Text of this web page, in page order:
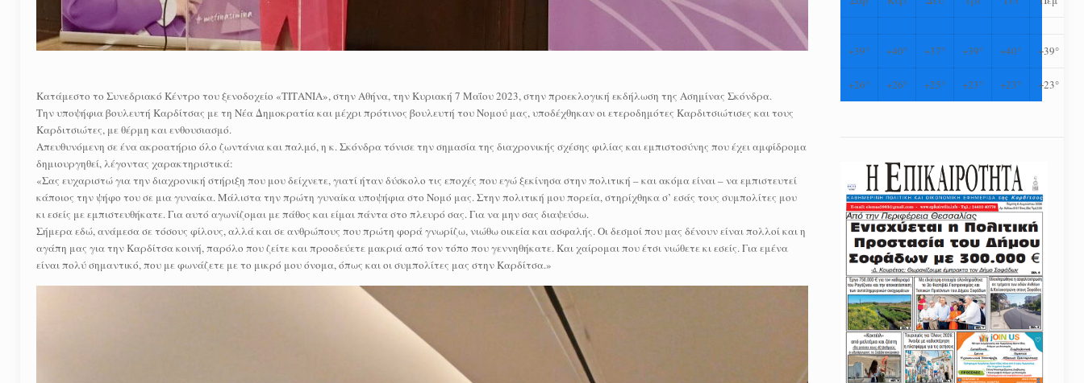
Κατάμεστο το Συνεδριακό Κέντρο του ξενοδοχείο «ΤΙΤΑΝΙΑ», στην Αθήνα, την Κυριακή 7 Μαΐου 2023, στην προεκλογική εκδήλωση της Ασημίνας Σκόνδρα.
Την υποψήφια βουλευτή Καρδίτσας με τη Νέα Δημοκρατία και μέχρι πρότινος βουλευτή του Νομού μας, υποδέχθηκαν οι ετεροδημότες Καρδιτσιώτισες και τους
Καρδιτσιώτες, με θέρμη και ενθουσιασμό.
Απευθυνόμενη σε ένα ακροατήριο όλο ζωντάνια και παλμό, η κ. Σκόνδρα τόνισε την σημασία της διαχρονικής σχέσης φιλίας και εμπιστοσύνης που έχει αμφίδρομα
δημιουργηθεί, λέγοντας χαρακτηριστικά:
«Σας ευχαριστώ για την διαχρονική στήριξη που μου δείχνετε, γιατί ήταν δύσκολο τις εποχές που εγώ ξεκίνησα στην πολιτική – και ακόμα είναι – να εμπιστευτεί
κάποιος την ψήφο του σε μια γυναίκα. Μάλιστα την πρώτη γυναίκα υποψήφια στο Νομό μας. Στην πολιτική μου πορεία, στηρίχθηκα σ’ εσάς τους συμπολίτες μου
κι εσείς με εμπιστευθήκατε. Για αυτό αγωνίζομαι με πάθος και είμαι πάντα στο πλευρό σας. Για να μην σας διαψεύσω.
Σήμερα εδώ, ανάμεσα σε τόσους φίλους, αλλά και σε ανθρώπους που πρώτη φορά γνωρίζω, νιώθω οικεία και ασφαλής. Οι δεσμοί που μας δένουν είναι πολλοί και η
αγάπη μας για την Καρδίτσα κοινή, παρόλο που ζείτε και προοδεύετε μακριά από τον τόπο που γεννηθήκατε. Και χαίρομαι που έτσι νιώθετε κι εσείς. Για εμένα
είναι πολύ σημαντικό, που με φωνάζετε με το μικρό μου όνομα, όπως και οι συμπολίτες μας στην Καρδίτσα.»
+39° +40° +37° +39° +40° +39°
+26° +26° +25° +23° +23° +23°